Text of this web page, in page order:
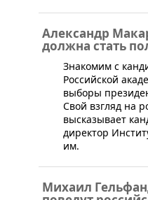
Александр
должна стать
Знакомим с
Российской
выборы
Свой взгляд на
высказывает
директор
им.
Михаил